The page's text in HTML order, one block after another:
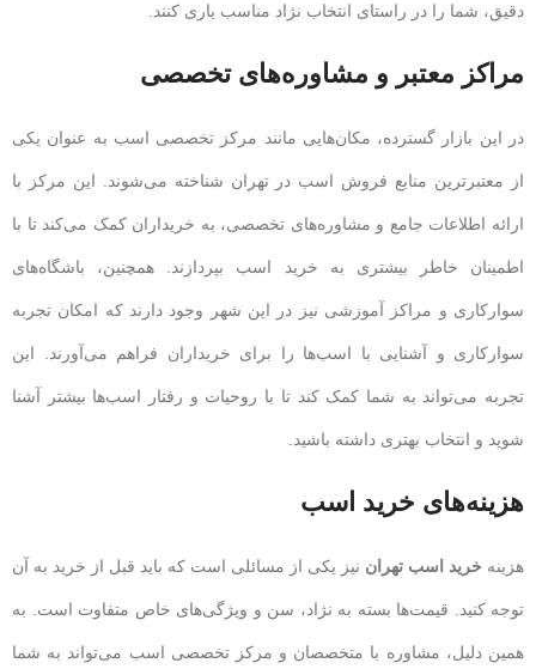
دقیق، شما را در راستای انتخاب نژاد مناسب یاری کنند.
مراکز معتبر و مشاوره‌های تخصصی
در این بازار گسترده، مکان‌هایی مانند مرکز تخصصی اسب به عنوان یکی
از معتبرترین منابع فروش اسب در تهران شناخته می‌شوند. این مرکز با
ارائه اطلاعات جامع و مشاوره‌های تخصصی، به خریداران کمک می‌کند تا با
اطمینان خاطر بیشتری به خرید اسب بپردازند. همچنین، باشگاه‌های
سوارکاری و مراکز آموزشی نیز در این شهر وجود دارند که امکان تجربه
سوارکاری و آشنایی با اسب‌ها را برای خریداران فراهم می‌آورند. این
تجربه می‌تواند به شما کمک کند تا با روحیات و رفتار اسب‌ها بیشتر آشنا
شوید و انتخاب بهتری داشته باشید.
هزینه‌های خرید اسب
هزینه خرید اسب تهران نیز یکی از مسائلی است که باید قبل از خرید به آن
توجه کنید. قیمت‌ها بسته به نژاد، سن و ویژگی‌های خاص متفاوت است. به
همین دلیل، مشاوره با متخصصان و مرکز تخصصی اسب می‌تواند به شما